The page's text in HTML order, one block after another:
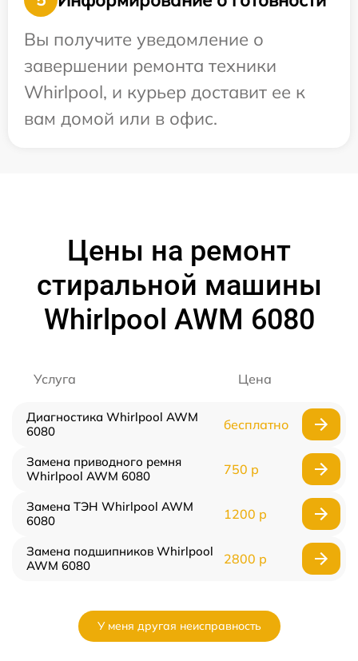
Вы получите уведомление о
завершении ремонта техники
Whirlpool, и курьер доставит ее к
вам домой или в офис.
Цены на ремонт
стиральной машины
Whirlpool AWM 6080
Услуга Цена
Диагностика Whirlpool AWM
6080
бесплатно
Замена приводного ремня
Whirlpool AWM 6080
750 р
Замена ТЭН Whirlpool AWM
6080
1200 р
Замена подшипников Whirlpool
AWM 6080
2800 р
У меня другая неисправность